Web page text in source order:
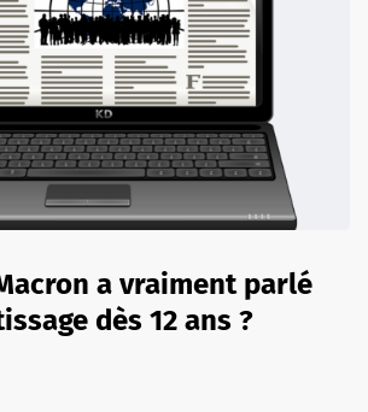
a vraiment parlé
dès 12 ans ?